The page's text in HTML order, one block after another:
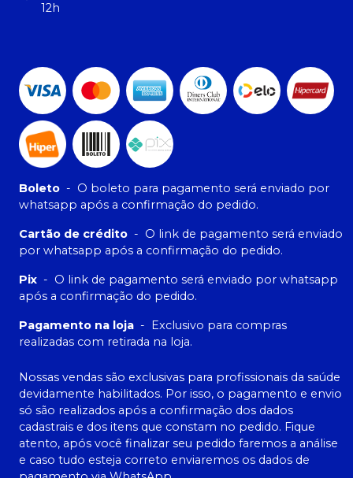
12h
Boleto - O boleto para pagamento será enviado por
whatsapp após a confirmação do pedido.
Cartão de crédito - O link de pagamento será enviado
por whatsapp após a confirmação do pedido.
Pix - O link de pagamento será enviado por whatsapp
após a confirmação do pedido.
Pagamento na loja -
Exclusivo para compras
realizadas com retirada na loja.
Nossas vendas são exclusivas para profissionais da saúde
devidamente habilitados. Por isso, o pagamento e envio
só são realizados após a confirmação dos dados
cadastrais e dos itens que constam no pedido. Fique
atento, após você finalizar seu pedido faremos a análise
e caso tudo esteja correto enviaremos os dados de